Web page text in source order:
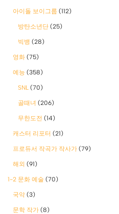
아이돌 보이그룹 (112)
방탄소년단 (25)
빅뱅 (28)
영화 (75)
예능 (358)
SNL (70)
골때녀 (206)
무한도전 (14)
캐스터 리포터 (21)
프로듀서 작곡가 작사가 (79)
해외 (91)
1-2 문화 예술 (70)
국악 (3)
문학 작가 (8)